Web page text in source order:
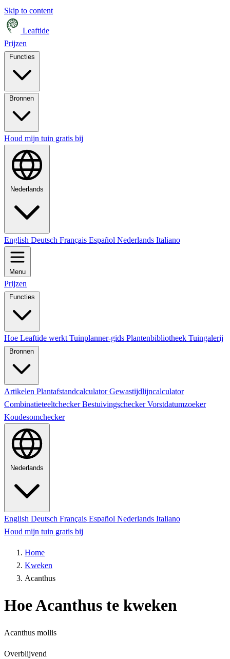
Skip to content
Leaftide
Prijzen
Houd mijn tuin gratis bij
Nederlands
English Deutsch Français Español Nederlands Italiano
Menu
Prijzen
Functies
Hoe Leaftide werkt Tuinplanner-gids Plantenbibliotheek Tuingalerij
Bronnen
Artikelen PlantafstandcalculatorGewastijdlijncalculator
CombinatieteeltcheckerBestuivingscheckerVorstdatumzoeker
Koudesomchecker
Nederlands
English Deutsch Français Español Nederlands Italiano
Houd mijn tuin gratis bij
Home
Kweken
Acanthus
Hoe Acanthus te kweken
Acanthus mollis
Overblijvend